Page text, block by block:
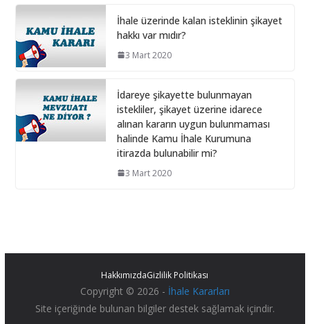
istenecek belgeler
10 Aralık 2024
personelin çalışma saatlerinin
tamamını idarede geçirmiyorsa ?
1 Şubat 2026
İhale üzerinde kalan isteklinin şikayet
hakkı var mıdır?
3 Mart 2020
İdareye şikayette bulunmayan
istekliler, şikayet üzerine idarece
alınan kararın uygun bulunmaması
halinde Kamu İhale Kurumuna
itirazda bulunabilir mi?
3 Mart 2020
HakkımızdaGizlilik Politikası
Copyright © 2026 - İhale Kararları
Site içeriğinde bulunan bilgiler destek sağlamak içindir.